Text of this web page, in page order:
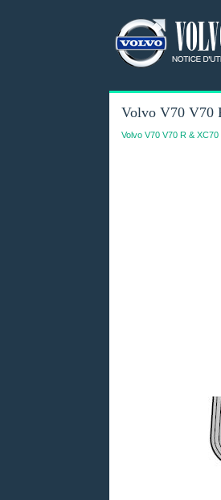
Volvo V70 V70
Volvo V70 V70 R &